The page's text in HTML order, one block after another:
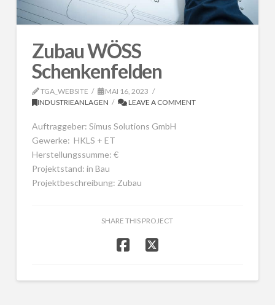
Zubau WÖSS
Schenkenfelden
TGA_WEBSITE
MAI 16, 2023
INDUSTRIEANLAGEN
LEAVE A COMMENT
Auftraggeber: Simus Solutions GmbH
Gewerke: HKLS + ET
Herstellungssumme: €
Projektstand: in Bau
Projektbeschreibung: Zubau
SHARE THIS PROJECT